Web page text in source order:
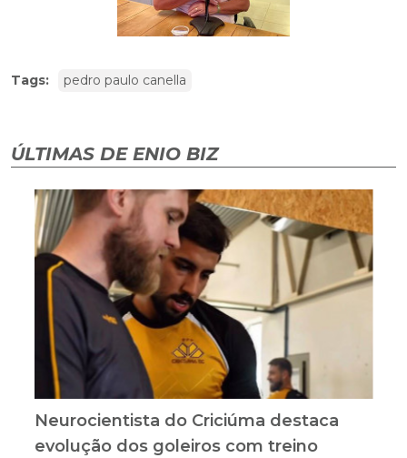
Tags: pedro paulo canella
ÚLTIMAS DE ENIO BIZ
Neurocientista do Criciúma destaca
evolução dos goleiros com treino